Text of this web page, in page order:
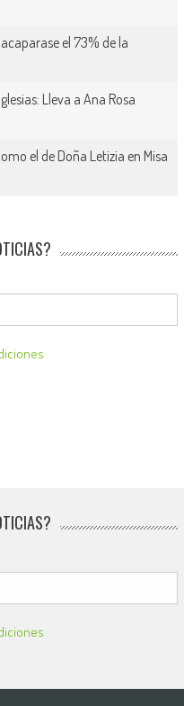
el 73% de la
Lleva a Ana Rosa
el de Doña Letizia en Misa